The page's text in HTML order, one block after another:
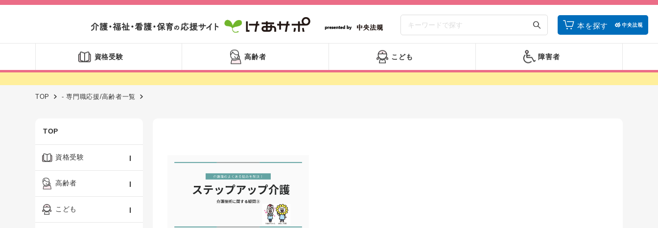
本を探す
資格受験 高齢者 こども 障害者
TOP - 専門職応援/高齢者一覧
TOP
資格受験
ケアマネジャー
精神保健福祉士
高齢者
認知症ケア・介護技術
こども